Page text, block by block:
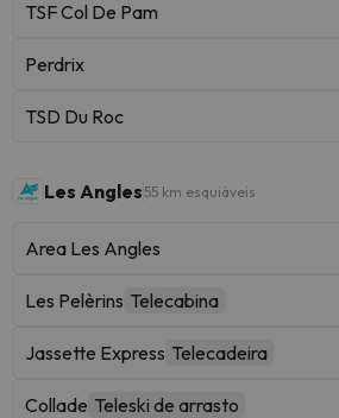
TSF Col De Pam
Perdrix
TSD Du Roc
Les Angles 55 km esquiáveis
Area Les Angles
Les Pelèrins Telecabina
Jassette Express Telecadeira
Collade Teleski de arrasto